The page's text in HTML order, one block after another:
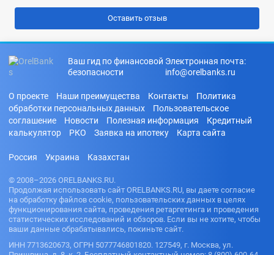
Ваш гид по финансовой
безопасности
Электронная почта:
info@orelbanks.ru
О проекте Наши преимущества Контакты
Политика
обработки персональных данных
Пользовательское
соглашение
Новости Полезная информация
Кредитный
калькулятор
РКО Заявка на ипотеку Карта сайта
Россия Украина Казахстан
© 2008–2026 ORELBANKS.RU.
Продолжая использовать сайт ORELBANKS.RU, вы даете согласие
на обработку файлов cookie, пользовательских данных в целях
функционирования сайта, проведения ретаргетинга и проведения
статистических исследований и обзоров. Если вы не хотите, чтобы
ваши данные обрабатывались, покиньте сайт.
ИНН 7713620673, ОГРН 5077746801820. 127549, г. Москва, ул.